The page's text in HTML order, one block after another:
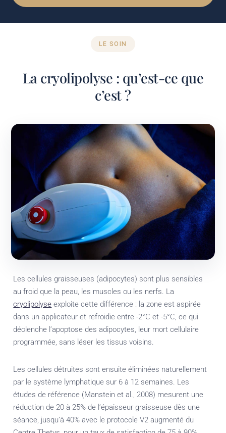
LE SOIN
La cryolipolyse : qu’est-ce que
c’est ?
Les cellules graisseuses (adipocytes) sont plus sensibles
au froid que la peau, les muscles ou les nerfs. La
cryolipolyse exploite cette différence : la zone est aspirée
dans un applicateur et refroidie entre -2°C et -5°C, ce qui
déclenche l’apoptose des adipocytes, leur mort cellulaire
programmée, sans léser les tissus voisins.
Les cellules détruites sont ensuite éliminées naturellement
par le système lymphatique sur 6 à 12 semaines. Les
études de référence (Manstein et al., 2008) mesurent une
réduction de 20 à 25% de l’épaisseur graisseuse dès une
séance, jusqu’à 40% avec le protocole V2 augmenté du